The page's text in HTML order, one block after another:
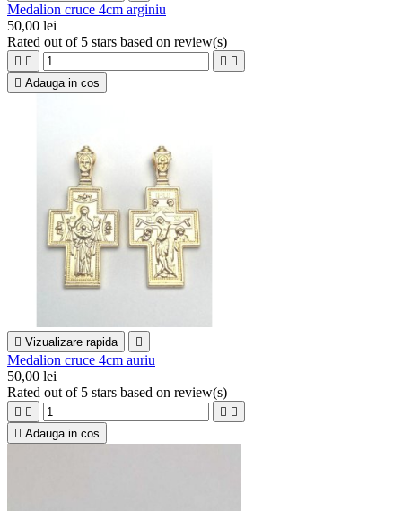
Medalion cruce 4cm arginiu
50,00 lei
Rated out of 5 stars based on review(s)
   
 Adauga in cos
 Vizualizare rapida 
Medalion cruce 4cm auriu
50,00 lei
Rated out of 5 stars based on review(s)
   
 Adauga in cos